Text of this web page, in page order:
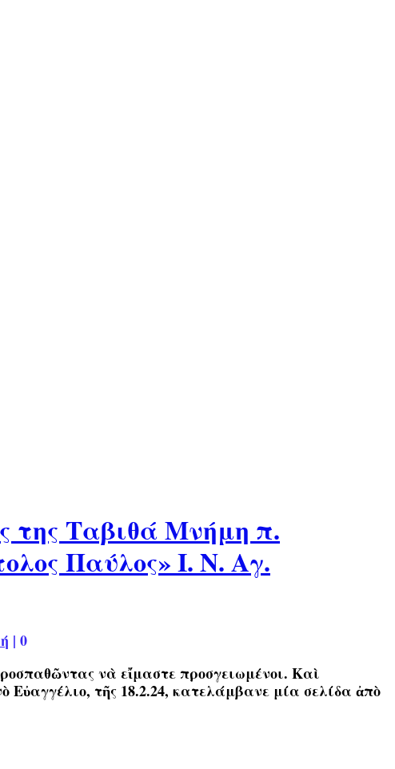
της Ταβιθά Μνήμη π.
Παύλος» Ι. Ν. Αγ.
| 0
προσγειωμένοι. Καὶ
τῆς 18.2.24, κατελάμβανε μία σελίδα ἀπὸ